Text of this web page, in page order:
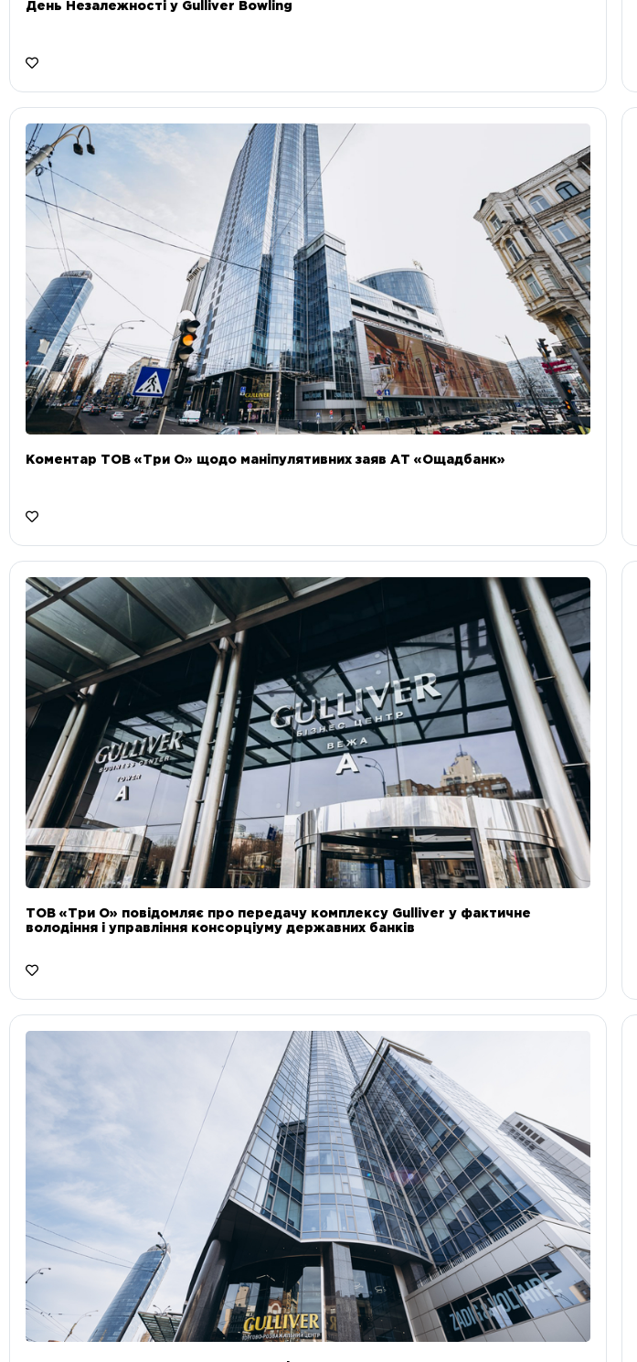
День Незалежності у Gulliver Bowling
Коментар ТОВ «Три О» щодо маніпулятивних заяв АТ «Ощадбанк»
ТОВ «Три О» повідомляє про передачу комплексу Gulliver у фактичне
володіння і управління консорціуму державних банків